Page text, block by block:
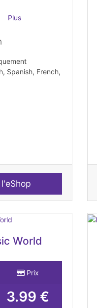
Plus
Spanish, French,
World
Prix
3.99 €